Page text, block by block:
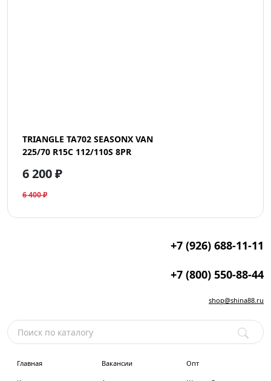
TRIANGLE TA702 SEASONX VAN
225/70 R15C 112/110S 8PR
6 200 ₽
6 400 ₽
+7 (926) 688-11-11
+7 (800) 550-88-44
shop@shina88.ru
Главная Вакансии Опт